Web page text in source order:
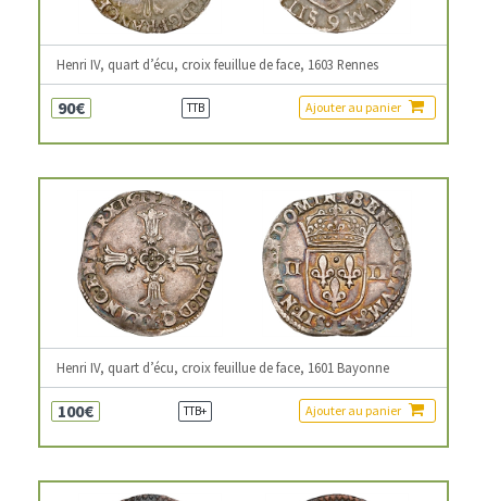
Henri IV, quart d’écu, croix feuillue de face, 1603 Rennes
90€ TTB Ajouter au panier
Henri IV, quart d’écu, croix feuillue de face, 1601 Bayonne
100€ TTB+ Ajouter au panier